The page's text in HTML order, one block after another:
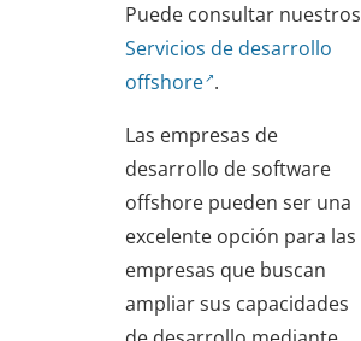
Puede consultar nuestros
Servicios de desarrollo
offshore .
Las empresas de
desarrollo de software
offshore pueden ser una
excelente opción para las
empresas que buscan
ampliar sus capacidades